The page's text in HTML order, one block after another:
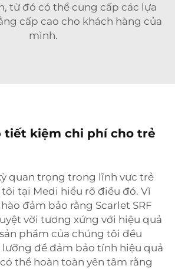
từ đó có thể cung cấp các lựa
cấp cao cho khách hàng của
mình.
tiết kiệm chi phí cho trẻ
quan trọng trong lĩnh vực trẻ
tại Medi hiểu rõ điều đó. Vì
đảm bảo rằng Scarlet SRF
vời tương xứng với hiệu quả
phẩm của chúng tôi đều
để đảm bảo tính hiệu quả
thể hoàn toàn yên tâm rằng